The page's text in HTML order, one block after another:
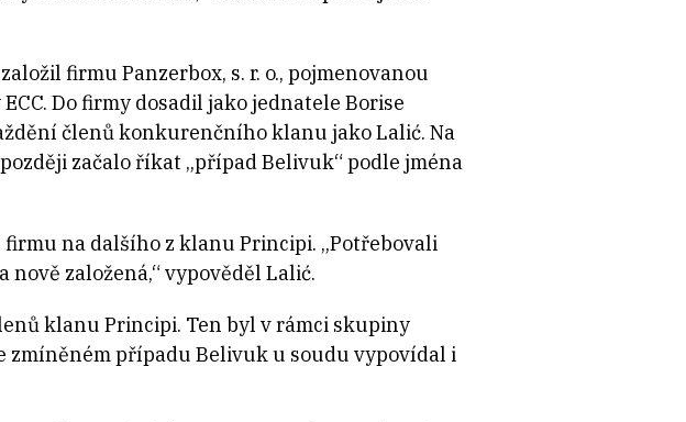
firmu Panzerbox, s. r. o., pojmenovanou
Do firmy dosadil jako jednatele Borise
členů konkurenčního klanu jako Lalić. Na
začalo říkat „případ Belivuk“ podle jména
na dalšího z klanu Principi. „Potřebovali
založená,“ vypověděl Lalić.
klanu Principi. Ten byl v rámci skupiny
zmíněném případu Belivuk u soudu vypovídal i